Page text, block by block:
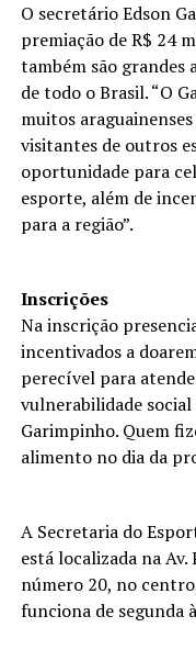
O secretário Edson
premiação de R$ 24
também são grandes
de todo o Brasil. “O
muitos
visitantes de outros
oportunidade para
esporte, além de
para a região”.
Inscrições
Na inscrição
incentivados a
perecível para
vulnerabilidade
Garimpinho. Quem
alimento no dia da
A Secretaria do
está localizada na Av.
número 20, no
funciona de segunda